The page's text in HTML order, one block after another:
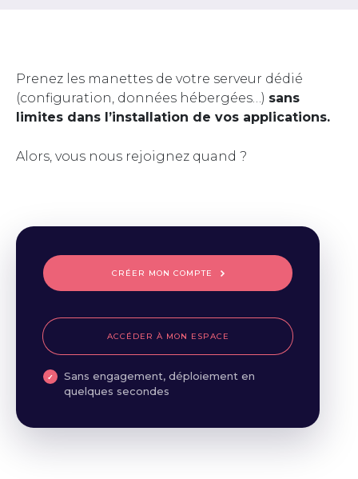
Prenez les manettes de votre serveur dédié
(configuration, données hébergées…) sans
limites dans l’installation de vos applications.
Alors, vous nous rejoignez quand ?
CRÉER MON COMPTE
ACCÉDER À MON ESPACE
Sans engagement, déploiement en
quelques secondes